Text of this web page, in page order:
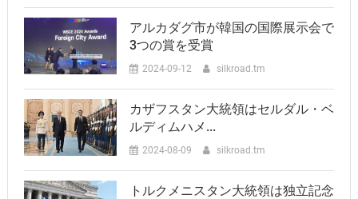
アルカダグ市が韓国の国際展示会で
3つの賞を受賞
2024-09-12 silkroad.tm
カザフスタン大統領はセルダル・ベ
ルディムハメ...
2024-08-09 silkroad.tm
トルクメニスタン大統領は独立記念